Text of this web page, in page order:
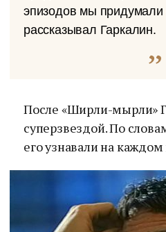
эпизодов мы
рассказывал Гаркалин.
После «Ширли-мырли»
суперзвездой. По
его узнавали на каждом